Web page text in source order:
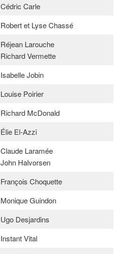
Cédric Carle
Robert et Lyse Chassé
Réjean Larouche
Richard Vermette
Isabelle Jobin
Louise Poirier
Richard McDonald
Élie El-Azzi
Claude Laramée
John Halvorsen
François Choquette
Monique Guindon
Ugo Desjardins
Instant Vital